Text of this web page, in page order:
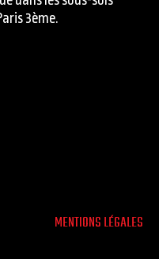
3ème.
MENTIONS LÉGALES